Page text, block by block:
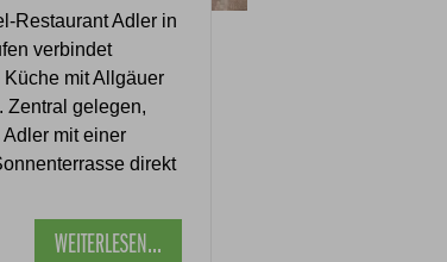
Restaurant Adler in
verbindet
Küche mit Allgäuer
Zentral gelegen,
Adler mit einer
direkt
WEITERLESEN...